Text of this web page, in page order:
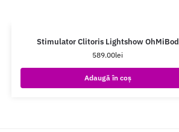
Stimulator Clitoris Lightshow OhMiBod
589.00lei
Adaugă în coș